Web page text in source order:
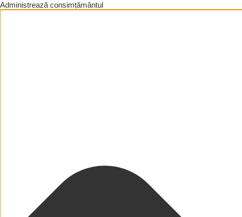
Administrează consimțământul